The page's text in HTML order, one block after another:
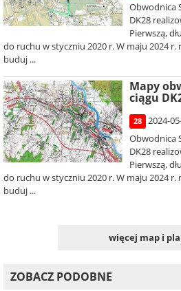
Obwodnica
DK28
Pierwszą,
do ruchu w styczniu 2020 r. W maju 2024 r.
buduj ...
Mapy
ciągu
28
2024-
Obwodnica
DK28
Pierwszą,
do ruchu w styczniu 2020 r. W maju 2024 r.
buduj ...
więcej map i
ZOBACZ PODOBNE